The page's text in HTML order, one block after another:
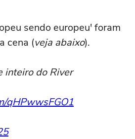
sendo europeu' foram
cena (veja abaixo).
inteiro do River
qHPwwsFGO1